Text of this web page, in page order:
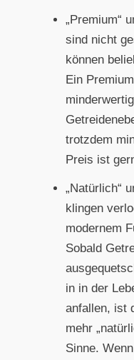
„Premium“
sind nicht
können
Ein
trotzdem
Preis ist
„Natürlich“
klingen
modernem
Sobald
in in der
anfallen, ist
mehr
Sinne.